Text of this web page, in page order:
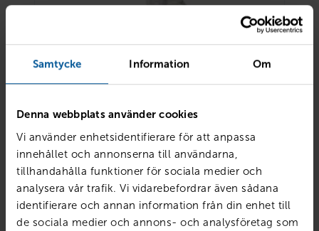
Samtycke Information Om
Denna webbplats använder cookies
Vi använder enhetsidentifierare för att anpassa
innehållet och annonserna till användarna,
tillhandahålla funktioner för sociala medier och
analysera vår trafik. Vi vidarebefordrar även sådana
identifierare och annan information från din enhet till
de sociala medier och annons- och analysföretag som
Turtle Wax total interior shampoo 500 ml
135kr Finns i lager